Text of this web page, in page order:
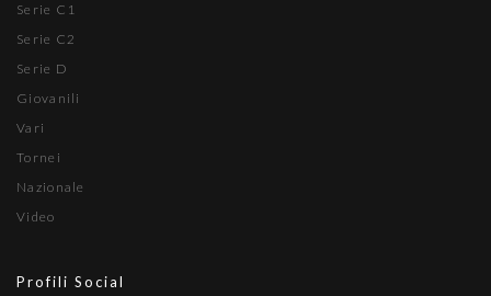
Serie C1
Serie C2
Serie D
Giovanili
Vari
Tornei
Nazionale
Video
Profili Social